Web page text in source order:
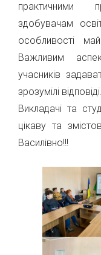
практичними
здобувачам
особливості
Важливим
учасників
зрозумілі відповіді.
Викладачі та
цікаву та
Василівно!!!